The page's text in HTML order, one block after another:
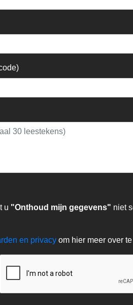
u "Onthoud mijn gegevens" niet
en privacy om hier meer over